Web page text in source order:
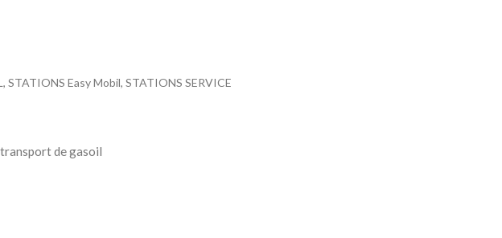
Easy Mobil, STATIONS SERVICE
de gasoil